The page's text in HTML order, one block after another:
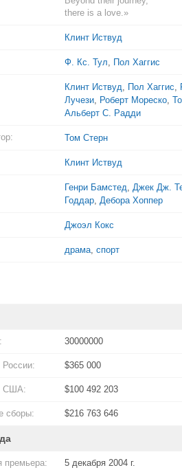
there is a love.»
Клинт Иствуд
Ф. Кс. Тул, Пол Хаггис
Клинт Иствуд, Пол Хаггис,
Лучези, Роберт Мореско,
Альберт С. Радди
Том Стерн
Клинт Иствуд
Генри Бамстед, Джек Дж.
Годдар, Дебора Хоппер
Джоэл Кокс
драма, спорт
30000000
$365 000
США: $100 492 203
сборы: $216 763 646
премьера: 5 декабря 2004 г.